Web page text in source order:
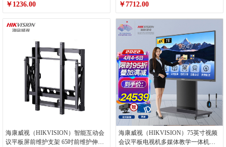
￥1236.00 ￥7712.00
海康威视（HIKVISION）智能互动会
议平板屏前维护支架 65吋前维护伸缩
海康威视（HIKVISION）75英寸视频
会议平板电视机多媒体教学一体机豪